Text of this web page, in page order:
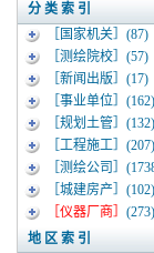
分 类 索 引
［国家机关］ (87)
［测绘院校］ (57)
［新闻出版］ (17)
［事业单位］ (162)
［规划土管］ (132)
［工程施工］ (207)
［测绘公司］
［城建房产］ (102)
［仪器厂商］ (273)
地 区 索 引